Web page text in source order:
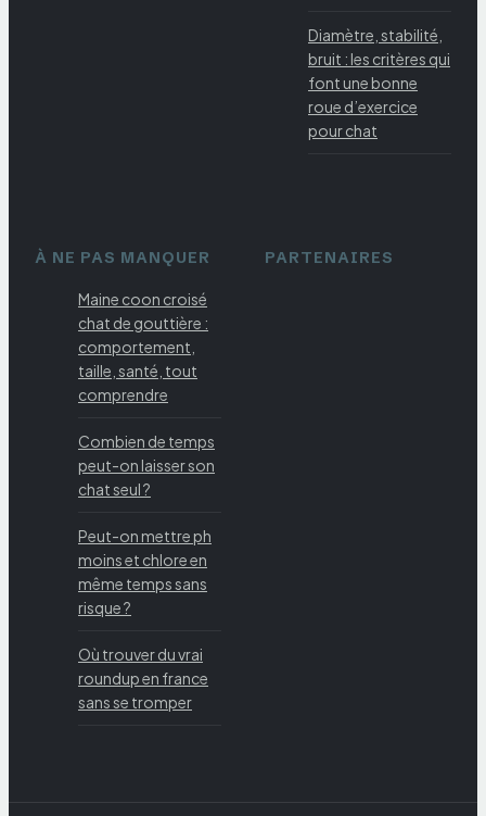
Diamètre, stabilité,
bruit : les critères qui
font une bonne
roue d’exercice
pour chat
À NE PAS MANQUER
Maine coon croisé
chat de gouttière :
comportement,
taille, santé, tout
comprendre
Combien de temps
peut-on laisser son
chat seul ?
Peut-on mettre ph
moins et chlore en
même temps sans
risque ?
Où trouver du vrai
roundup en france
sans se tromper
PARTENAIRES